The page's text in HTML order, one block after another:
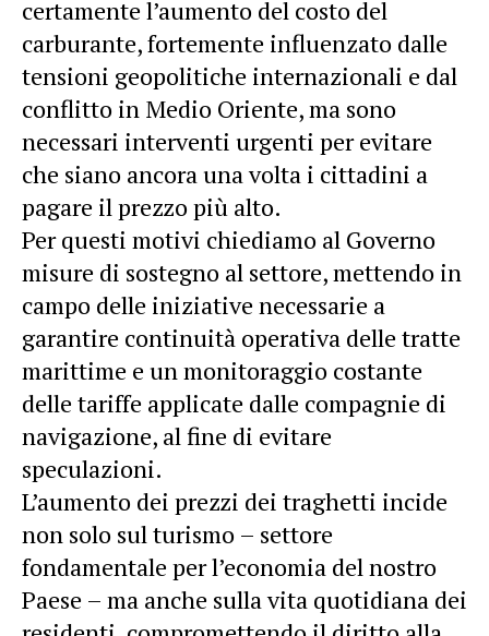
certamente l’aumento del costo del
carburante, fortemente influenzato dalle
tensioni geopolitiche internazionali e dal
conflitto in Medio Oriente, ma sono
necessari interventi urgenti per evitare
che siano ancora una volta i cittadini a
pagare il prezzo più alto.
Per questi motivi chiediamo al Governo
misure di sostegno al settore, mettendo in
campo delle iniziative necessarie a
garantire continuità operativa delle tratte
marittime e un monitoraggio costante
delle tariffe applicate dalle compagnie di
navigazione, al fine di evitare
speculazioni.
L’aumento dei prezzi dei traghetti incide
non solo sul turismo – settore
fondamentale per l’economia del nostro
Paese – ma anche sulla vita quotidiana dei